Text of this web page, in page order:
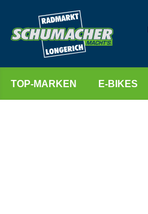
TOP-MARKEN E-BIKES